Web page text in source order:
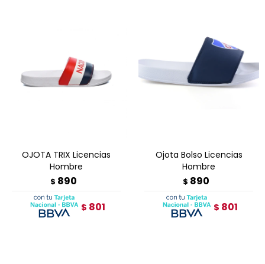
OJOTA TRIX Licencias
Hombre
$ 890
$ 801
Ojota Bolso Licencias
Hombre
$ 890
$ 801